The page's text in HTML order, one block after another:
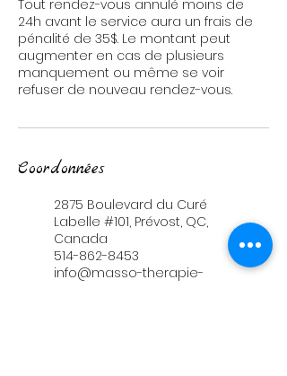
Tout rendez-vous annulé moins de
24h avant le service aura un frais de
pénalité de 35$. Le montant peut
augmenter en cas de plusieurs
manquement ou même se voir
refuser de nouveau rendez-vous.
Coordonnées
2875 Boulevard du Curé
Labelle #101, Prévost, QC,
Canada
514-862-8453
info@masso-therapie-